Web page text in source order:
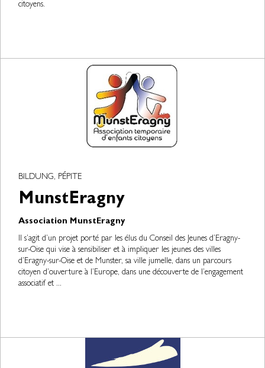
citoyens.
BILDUNG, PÉPITE
MunstEragny
Association MunstEragny
Il s’agit d’un projet porté par les élus du Conseil des Jeunes d’Eragny-
sur-Oise qui vise à sensibiliser et à impliquer les jeunes des villes
d’Eragny-sur-Oise et de Munster, sa ville jumelle, dans un parcours
citoyen d’ouverture à l’Europe, dans une découverte de l’engagement
associatif et ...